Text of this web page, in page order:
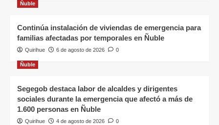
Ñuble
Continúa instalación de viviendas de emergencia para
familias afectadas por temporales en Ñuble
Quirihue 6 de agosto de 2026 0
Ñuble
Segegob destaca labor de alcaldes y dirigentes
sociales durante la emergencia que afectó a más de
1.600 personas en Ñuble
Quirihue 4 de agosto de 2026 0